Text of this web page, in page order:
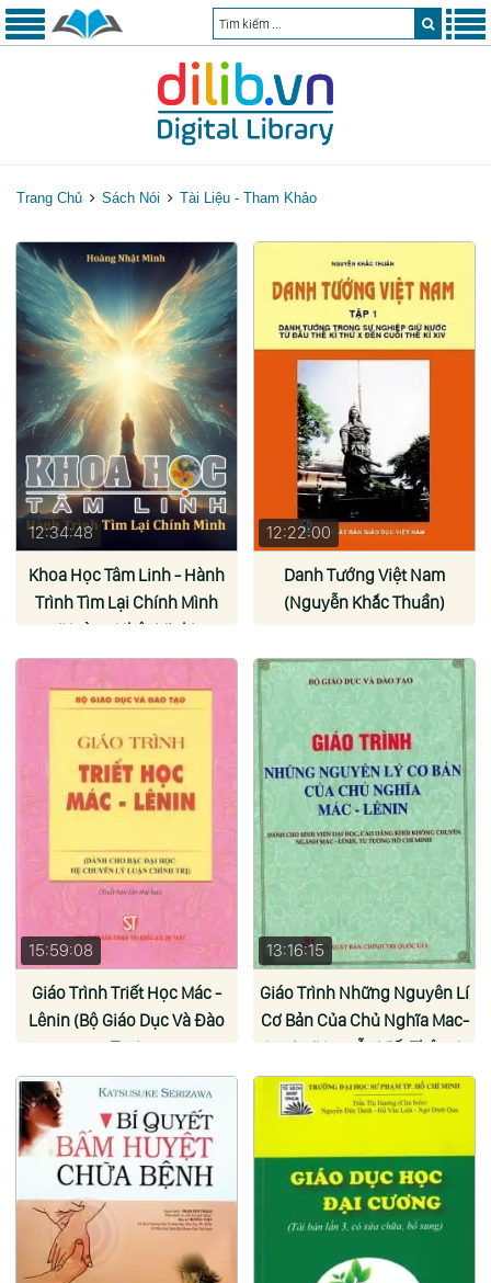
Trang Chủ Sách Nói Tài Liệu - Tham Khảo
12:34:48
Khoa Học Tâm Linh - Hành
Trình Tìm Lại Chính Mình
(Hoàng Nhật Minh)
12:22:00
Danh Tướng Việt Nam
(Nguyễn Khắc Thuần)
15:59:08
Giáo Trình Triết Học Mác -
Lênin (Bộ Giáo Dục Và Đào
Tạo)
13:16:15
Giáo Trình Những Nguyên Lí
Cơ Bản Của Chủ Nghĩa Mac-
Lenin (Nguyễn Viết Thông)